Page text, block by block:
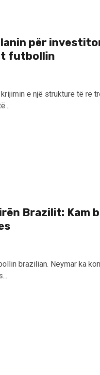
për
futbollin
e një strukture të re
Brazilit: Kam
brazilian. Neymar ka